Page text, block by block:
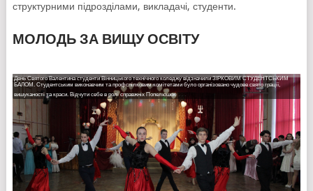
структурними підрозділами, викладачі, студенти.
МОЛОДЬ ЗА ВИЩУ ОСВІТУ
День Святого Валентина студенти Вінницького технічного коледжу відзначили ЗІРКОВИМ СТУДЕНТСЬКИМ
БАЛОМ. Студентським виконавчим та профспілковим комітетами було організовано чудове свято грації,
вишуканості та краси. Відчути себе в ролі справжніх Попелюшок …
22 лютого на Європейській площі міста пройшла акція пам’яті "Як народжувались Герої". Студентський
виконавчий та профспілковий комітети взяли активну участь в акції.
До заходу долучилося близько двохсот студентів із усіх навчальних закладів міста. …
ГЕРОЯМ НЕБЕСНОЇ СОТНІ ТА УЧАСНИКАМ АТО ПРИСВЯЧУЄТЬСЯ…
17 лютого в актовій залі Вінницького технічного коледжу студентським виконавчим та профспілковим
комітетами було організовано та проведено вечір-реквієм, присвячений вшануванню пам’яті Героїв Небесної …